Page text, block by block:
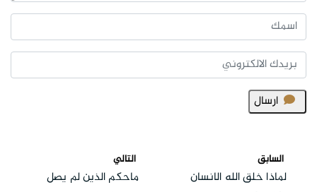
ارسال
السابق
لماذا خلق الله الانسان
التالي
ماحكم الذين لم يصل